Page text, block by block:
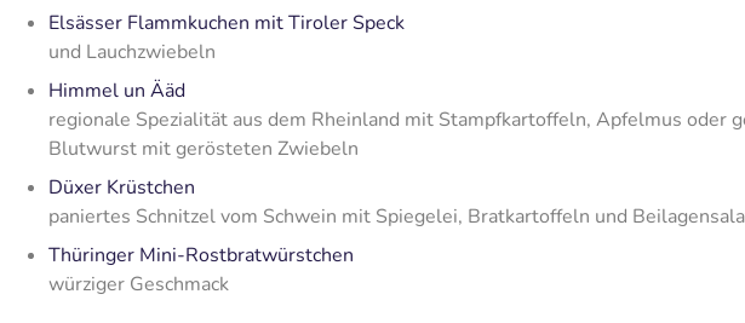
Elsässer Flammkuchen mit Tiroler Speck
und Lauchzwiebeln
Himmel un Ääd
regionale Spezialität aus dem Rheinland mit Stampfkartoffeln, Apfelmus oder
Blutwurst mit gerösteten Zwiebeln
Düxer Krüstchen
paniertes Schnitzel vom Schwein mit Spiegelei, Bratkartoffeln und
Thüringer Mini-Rostbratwürstchen
würziger Geschmack